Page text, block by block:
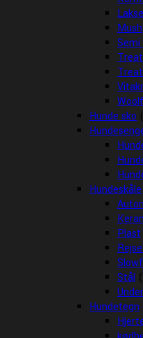
Mush
Woolf
Hunde sko
Hundeskåle
Plast
Stål
Hundetegn